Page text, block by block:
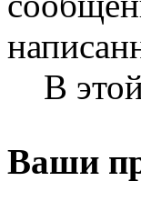
В
Ваши